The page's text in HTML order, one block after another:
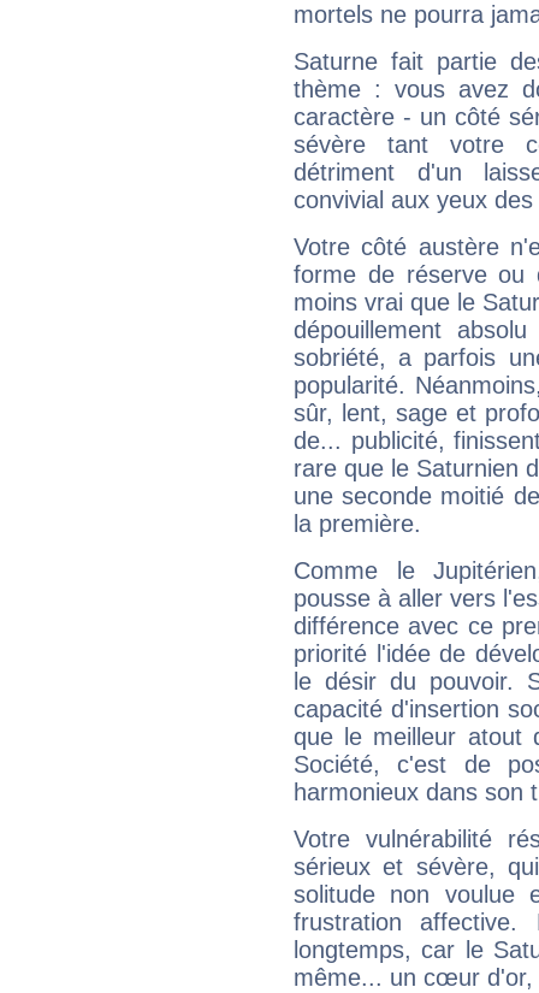
mortels ne pourra
Saturne fait partie
thème : vous avez
caractère - un côté
sévère tant votre
détriment d'un
convivial aux yeux
Votre côté austère
forme de réserve
moins vrai que le
dépouillement
sobriété, a parfois
popularité.
sûr, lent, sage et
de... publicité,
rare que le Saturnien
une seconde moitié
la première.
Comme le
pousse à aller vers
différence avec ce
priorité l'idée de
le désir du pouvoir.
capacité d'insertion
que le meilleur atout
Société, c'est de
harmonieux dans son
Votre vulnérabilité
sérieux et sévère,
solitude non voulue
frustration
longtemps, car le
même... un cœur d'or,